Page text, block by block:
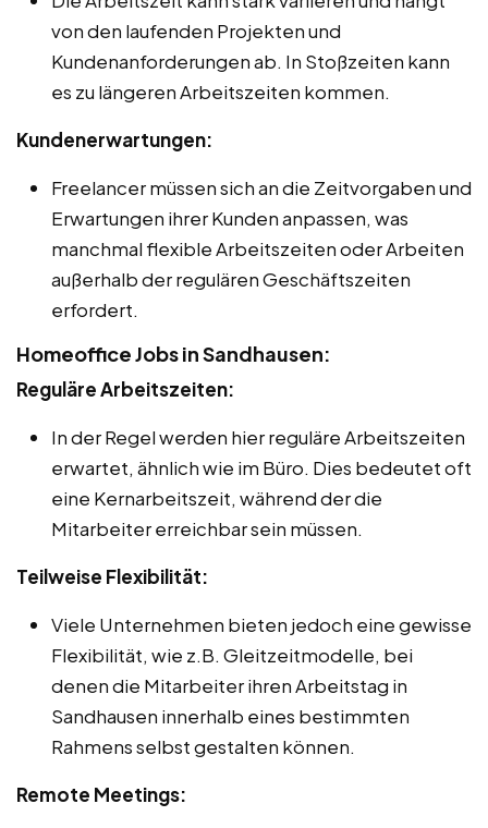
von den laufenden Projekten und
Kundenanforderungen ab. In Stoßzeiten kann
es zu längeren Arbeitszeiten kommen.
Kundenerwartungen:
Freelancer müssen sich an die Zeitvorgaben und
Erwartungen ihrer Kunden anpassen, was
manchmal flexible Arbeitszeiten oder Arbeiten
außerhalb der regulären Geschäftszeiten
erfordert.
Homeoffice Jobs in Sandhausen:
Reguläre Arbeitszeiten:
In der Regel werden hier reguläre Arbeitszeiten
erwartet, ähnlich wie im Büro. Dies bedeutet oft
eine Kernarbeitszeit, während der die
Mitarbeiter erreichbar sein müssen.
Teilweise Flexibilität:
Viele Unternehmen bieten jedoch eine gewisse
Flexibilität, wie z.B. Gleitzeitmodelle, bei
denen die Mitarbeiter ihren Arbeitstag in
Sandhausen innerhalb eines bestimmten
Rahmens selbst gestalten können.
Remote Meetings: